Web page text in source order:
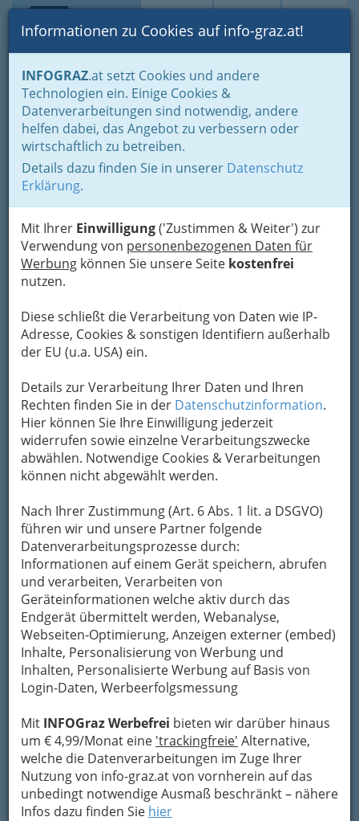
Suche Login Toggle
Informationen zu Cookies auf info-graz.at!
INFOGRAZ.at setzt Cookies und andere
Technologien ein. Einige Cookies &
Datenverarbeitungen sind notwendig, andere
helfen dabei, das Angebot zu verbessern oder
wirtschaftlich zu betreiben.
Details dazu finden Sie in unserer Datenschutz
Erklärung.
Mit Ihrer Einwilligung('Zustimmen & Weiter') zur
Verwendung von personenbezogenen Daten für
Werbung können Sie unsere Seite kostenfrei
nutzen.
Diese schließt die Verarbeitung von Daten wie IP-
Adresse, Cookies & sonstigen Identifiern außerhalb
der EU (u.a. USA) ein.
Details zur Verarbeitung Ihrer Daten und Ihren
Rechten finden Sie in der Datenschutzinformation.
Hier können Sie Ihre Einwilligung jederzeit
widerrufen sowie einzelne Verarbeitungszwecke
abwählen. Notwendige Cookies & Verarbeitungen
können nicht abgewählt werden.
Nach Ihrer Zustimmung (Art. 6 Abs. 1 lit. a DSGVO)
führen wir und unsere Partner folgende
Datenverarbeitungsprozesse durch:
Informationen auf einem Gerät speichern, abrufen
und verarbeiten, Verarbeiten von
Geräteinformationen welche aktiv durch das
Endgerät übermittelt werden, Webanalyse,
Webseiten-Optimierung, Anzeigen externer (embed)
Inhalte, Personalisierung von Werbung und
Inhalten, Personalisierte Werbung auf Basis von
Login-Daten, Werbeerfolgsmessung
Mit INFOGraz Werbefrei bieten wir darüber hinaus
um € 4,99/Monat eine 'trackingfreie' Alternative,
welche die Datenverarbeitungen im Zuge Ihrer
Nutzung von info-graz.at von vornherein auf das
unbedingt notwendige Ausmaß beschränkt – nähere
Infos dazu finden Sie hier
Home Branchen
Gewerbe, Handwerk, Banken
Gewerbe & Handwerk, Gliederung der WKO
Tapezierer, Dekorateure & Sattler
Lederwarenerzeuger
Taschnerei Genser KG
Conrad-von-Hötzendorf-Straße 15, 8010 Graz
+43 316 825 087
+43 316 811 565
Karte
Adresse mit Google Maps anschauen
Kontaktaufnahme
Um die Info-Graz Firmenvor Spam-Mails zu
bewahren, verwenden wir an dieser Stelle zur
Übermittlung Ihrer Nachricht ein sicheres
Formular. Ihre Nachricht wird nach dem
Absenden umgehend per Mail an das
Unternehmen Taschnerei Genser KEG
weitergeleitet.
Mein Name
Meine Email Adresse
Mein Betreff
Meine Nachricht